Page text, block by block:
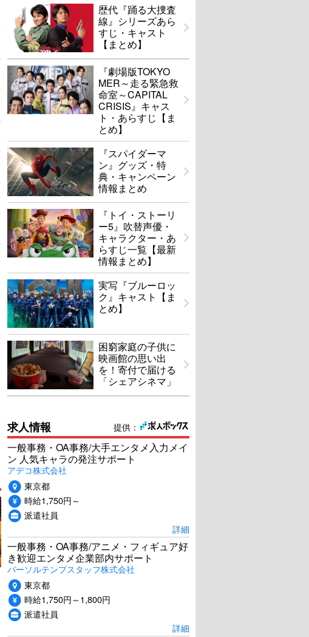
歴代『踊る大捜査
線』シリーズあら
すじ・キャスト
【まとめ】
『劇場版TOKYO
MER～走る緊急救
命室～CAPITAL
CRISIS』キャス
ト・あらすじ【ま
とめ】
『スパイダーマ
ン』グッズ・特
典・キャンペーン
情報まとめ
『トイ・ストーリ
ー5』吹替声優・
キャラクター・あ
らすじ一覧【最新
情報まとめ】
実写『ブルーロッ
ク』キャスト【ま
とめ】
困窮家庭の子供に
映画館の思い出
を！寄付で届ける
「シェアシネマ」
提供：
求人情報
一般事務・OA事務/大手エンタメ入力メイ
ン 人気キャラの発注サポート
アデコ株式会社
東京都
時給1,750円～
派遣社員
詳細
一般事務・OA事務/アニメ・フィギュア好
き歓迎エンタメ企業部内サポート
パーソルテンプスタッフ株式会社
東京都
時給1,750円～1,800円
派遣社員
詳細